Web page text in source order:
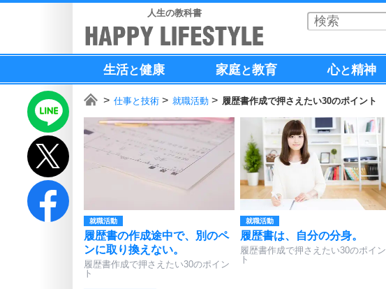
人生の教科書
生活と健康 家庭と教育 心と精神
仕事と技術 就職活動 履歴書作成で押さえたい30のポイント
就職活動
履歴書の作成途中で、別のペ
ンに取り換えない。
履歴書作成で押さえたい30のポイン
ト
就職活動
履歴書は、自分の分身。
履歴書作成で押さえたい30のポイン
ト